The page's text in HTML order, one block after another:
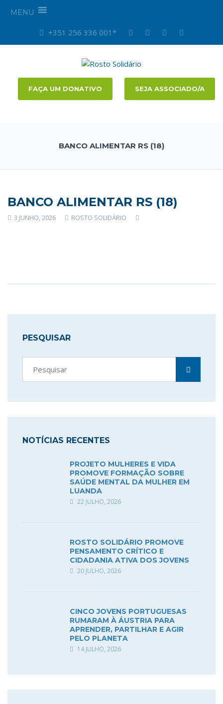
MENU
+351 256 336 001*
FAÇA UM DONATIVO SEJA ASSOCIADO/A
BANCO ALIMENTAR RS (18)
BANCO ALIMENTAR RS (18)
3 JUNHO, 2026 ROSTO SOLIDÁRIO
PESQUISAR
NOTÍCIAS RECENTES
PROJETO MULHERES E VIDA
PROMOVE FORMAÇÃO SOBRE
SAÚDE MENTAL DA MULHER EM
LUANDA
22 JULHO, 2026
ROSTO SOLIDÁRIO PROMOVE
PENSAMENTO CRÍTICO E
CIDADANIA ATIVA DOS JOVENS
20 JULHO, 2026
CINCO JOVENS PORTUGUESAS
RUMARAM À ÁUSTRIA PARA
APRENDER, PARTILHAR E AGIR
PELO PLANETA
14 JULHO, 2026